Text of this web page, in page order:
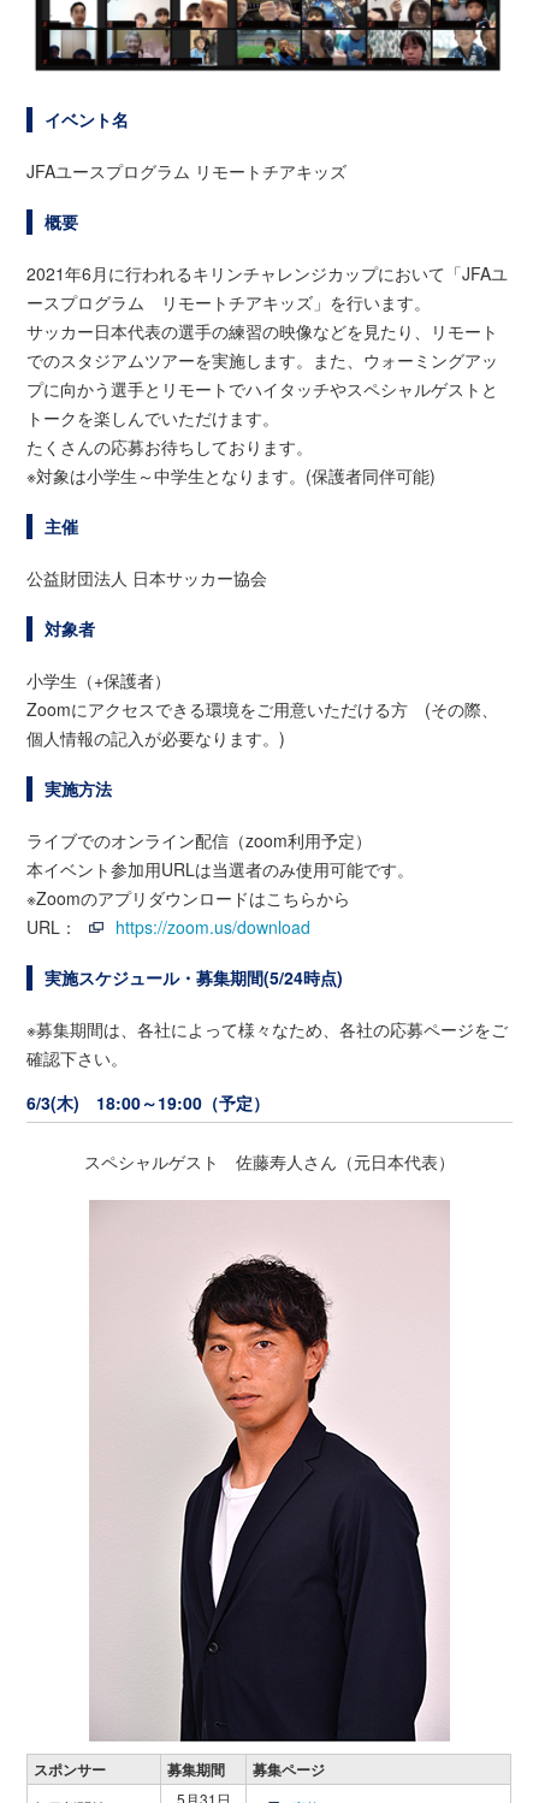
イベント名
JFAユースプログラム リモートチアキッズ
概要
2021年6月に行われるキリンチャレンジカップにおいて「JFAユ
ースプログラム リモートチアキッズ」を行います。
サッカー日本代表の選手の練習の映像などを見たり、リモート
でのスタジアムツアーを実施します。また、ウォーミングアッ
プに向かう選手とリモートでハイタッチやスペシャルゲストと
トークを楽しんでいただけます。
たくさんの応募お待ちしております。
※対象は小学生～中学生となります。(保護者同伴可能)
主催
公益財団法人 日本サッカー協会
対象者
小学生（+保護者）
Zoomにアクセスできる環境をご用意いただける方 (その際、
個人情報の記入が必要なります。)
実施方法
ライブでのオンライン配信（zoom利用予定）
本イベント参加用URLは当選者のみ使用可能です。
※Zoomのアプリダウンロードはこちらから
URL：
https://zoom.us/download
実施スケジュール・募集期間(5/24時点)
※募集期間は、各社によって様々なため、各社の応募ページをご
確認下さい。
6/3(木) 18:00～19:00（予定）
スペシャルゲスト 佐藤寿人さん（元日本代表）
スポンサー 募集期間 募集ページ
5月31日